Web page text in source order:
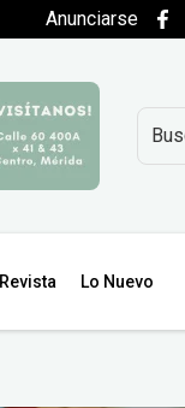
Anunciarse
Revista Lo Nuevo